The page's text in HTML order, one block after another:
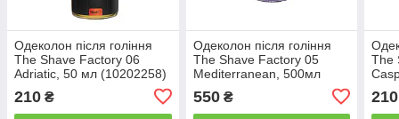
Одеколон після гоління
The Shave Factory 06
Adriatic, 50 мл (10202258)
210 ₴
Одеколон після гоління
The Shave Factory 05
Mediterranean, 500мл
550₴
The
210